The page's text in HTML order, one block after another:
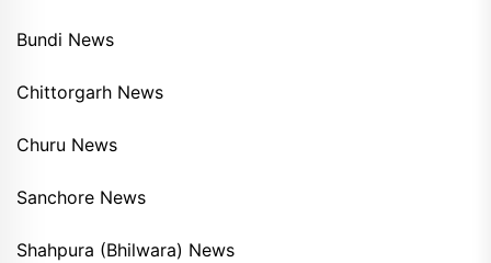
Bundi News
Chittorgarh News
Churu News
Sanchore News
Shahpura (Bhilwara) News